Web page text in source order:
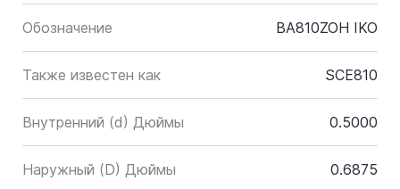
Обозначение BA810ZOH IKO
Также известен как SCE810
Внутренний (d) Дюймы 0.5000
Наружный (D) Дюймы 0.6875